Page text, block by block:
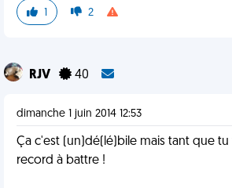
1 2
RJV 40
dimanche 1 juin 2014 12:53
Ça c'est (un)dé(lé)bile mais tant que tu
record à battre !